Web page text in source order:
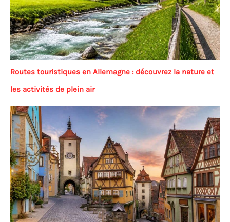
Routes touristiques en Allemagne : découvrez la nature et
les activités de plein air